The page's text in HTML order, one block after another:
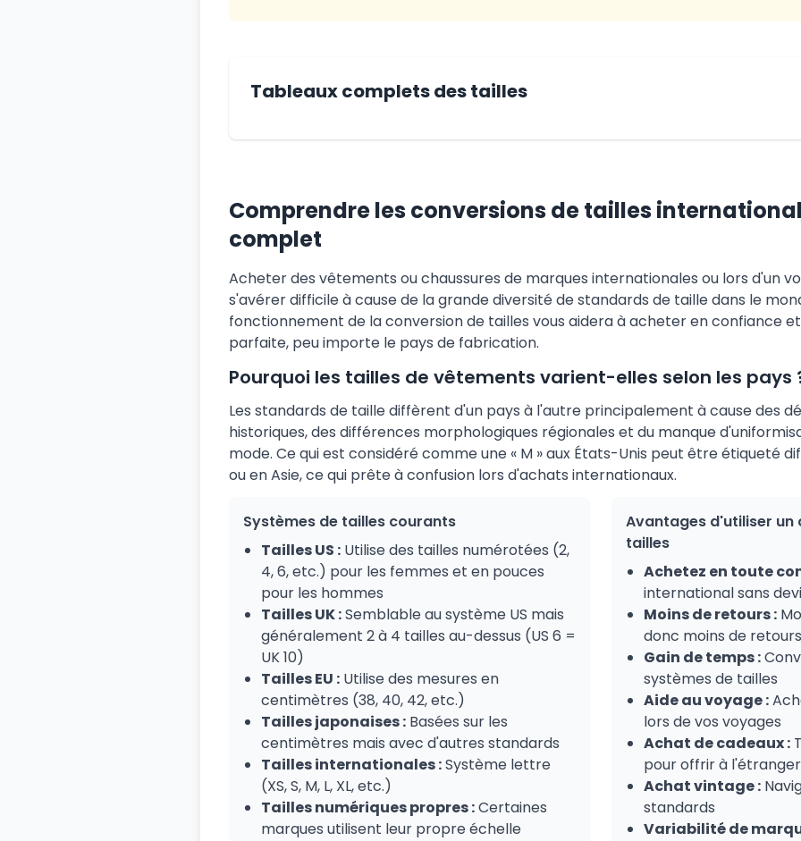
Tableaux complets des tailles
Comprendre les conversions de tailles
complet
Acheter des vêtements ou chaussures de marques internationales ou lors d'un
s'avérer difficile à cause de la grande diversité de standards de taille dans le
fonctionnement de la conversion de tailles vous aidera à acheter en confiance
parfaite, peu importe le pays de fabrication.
Pourquoi les tailles de vêtements varient-elles selon les pays
Les standards de taille diffèrent d'un pays à l'autre principalement à cause des
historiques, des différences morphologiques régionales et du manque
mode. Ce qui est considéré comme une « M » aux États-Unis peut être étiqueté
ou en Asie, ce qui prête à confusion lors d'achats internationaux.
Systèmes de tailles courants
Tailles US : Utilise des tailles numérotées (2,
4, 6, etc.) pour les femmes et en pouces
pour les hommes
Tailles UK :Semblable au système US mais
généralement 2 à 4 tailles au-dessus (US 6 =
UK 10)
Tailles EU : Utilise des mesures en
centimètres (38, 40, 42, etc.)
Tailles japonaises : Basées sur les
centimètres mais avec d'autres standards
Tailles internationales :Système lettre
(XS, S, M, L, XL, etc.)
Tailles numériques propres :Certaines
marques utilisent leur propre échelle
Avantages d'utiliser un
tailles
Achetez en toute
international sans
Moins de retours :
donc moins de retours
Gain de temps :
systèmes de tailles
Aide au voyage :
lors de vos voyages
Achat de cadeaux :
pour offrir à l'étranger
Achat vintage :
standards
Variabilité de